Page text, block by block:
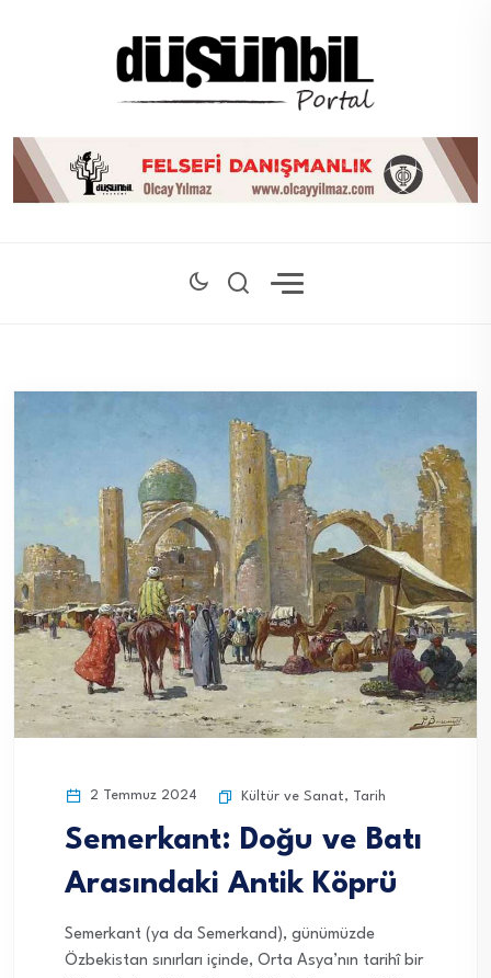
2 Temmuz 2024 Kültür ve Sanat, Tarih
Semerkant: Doğu ve Batı
Arasındaki Antik Köprü
Semerkant (ya da Semerkand), günümüzde
Özbekistan sınırları içinde, Orta Asya’nın tarihî bir